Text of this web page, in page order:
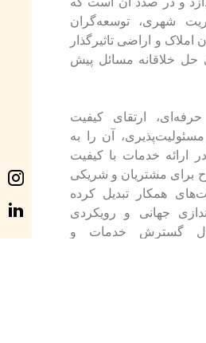
شهری، توسعه‌گران
و اراضی تاثیرگذار
حل خلاقانه مسائل پیش
ارتقای کیفیت
آن را به
ارائه خدمات با کیفیت
برای مشتریان و شریکی
همکار تبدیل کرده
جهانی و رویکردی
حال گسترش خدمات و